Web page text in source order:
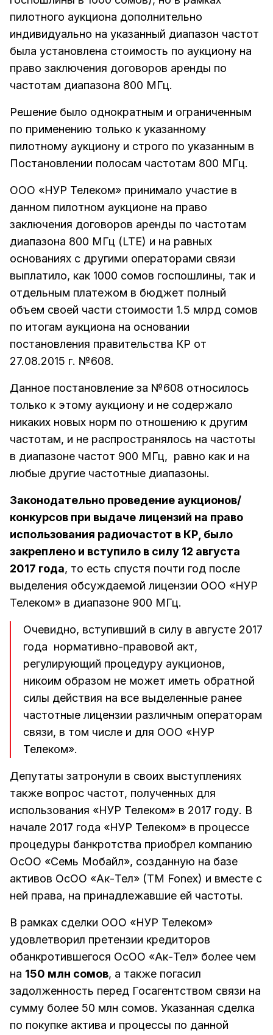
пилотного аукциона дополнительно
индивидуально на указанный диапазон частот
была установлена стоимость по аукциону на
право заключения договоров аренды по
частотам диапазона 800 МГц.
Решение было однократным и ограниченным
по применению только к указанному
пилотному аукциону и строго по указанным в
Постановлении полосам частотам 800 МГц.
ООО «НУР Телеком» принимало участие в
данном пилотном аукционе на право
заключения договоров аренды по частотам
диапазона 800 МГц (LTE) и на равных
основаниях с другими операторами связи
выплатило, как 1000 сомов госпошлины, так и
отдельным платежом в бюджет полный
объем своей части стоимости 1.5 млрд сомов
по итогам аукциона на основании
постановления правительства КР от
27.08.2015 г. №608.
Данное постановление за №608 относилось
только к этому аукциону и не содержало
никаких новых норм по отношению к другим
частотам, и не распространялось на частоты
в диапазоне частот 900 МГц, равно как и на
любые другие частотные диапазоны.
Законодательно проведение аукционов/
конкурсов при выдаче лицензий на право
использования радиочастот в КР, было
закреплено и вступило в силу 12 августа
2017 года, то есть спустя почти год после
выделения обсуждаемой лицензии ООО «НУР
Телеком» в диапазоне 900 МГц.
Очевидно, вступивший в силу в августе 2017
года нормативно-правовой акт,
регулирующий процедуру аукционов,
никоим образом не может иметь обратной
силы действия на все выделенные ранее
частотные лицензии различным операторам
связи, в том числе и для ООО «НУР
Телеком».
Депутаты затронули в своих выступлениях
также вопрос частот, полученных для
использования «НУР Телеком» в 2017 году. В
начале 2017 года «НУР Телеком» в процессе
процедуры банкротства приобрел компанию
ОсОО «Семь Мобайл», созданную на базе
активов ОсОО «Ак-Тел» (ТМ Fonex) и вместе с
ней права, на принадлежавшие ей частоты.
В рамках сделки ООО «НУР Телеком»
удовлетворил претензии кредиторов
обанкротившегося ОсОО «Ак-Тел» более чем
на 150 млн сомов, а также погасил
задолженность перед Госагентством связи на
сумму более 50 млн сомов. Указанная сделка
по покупке актива и процессы по данной